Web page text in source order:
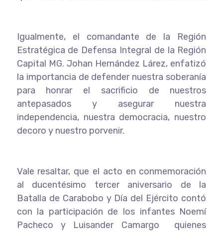
Igualmente, el comandante de la Región
Estratégica de Defensa Integral de la Región
Capital MG. Johan Hernández Lárez, enfatizó
la importancia de defender nuestra soberanía
para honrar el sacrificio de nuestros
antepasados y asegurar nuestra
independencia, nuestra democracia, nuestro
decoro y nuestro porvenir.
Vale resaltar, que el acto en conmemoración
al ducentésimo tercer aniversario de la
Batalla de Carabobo y Día del Ejército contó
con la participación de los infantes Noemí
Pacheco y Luisander Camargo quienes